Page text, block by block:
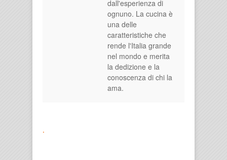
dall'esperienza di
ognuno. La cucina è
una delle
caratteristiche che
rende l'Italia grande
nel mondo e merita
la dedizione e la
conoscenza di chi la
ama.
.